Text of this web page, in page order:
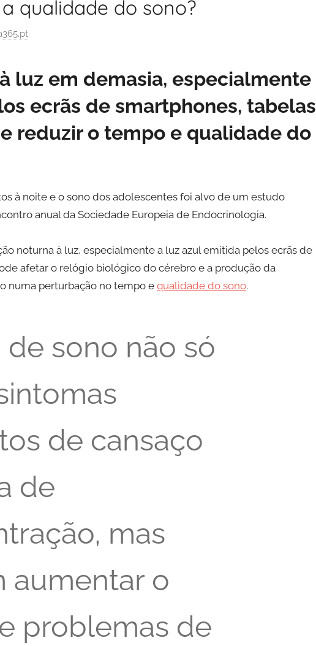
qualidade do sono?
luz em demasia, especialmente
ecrãs de smartphones, tabelas
reduzir o tempo e qualidade do
à noite e o sono dos adolescentes foi alvo de um estudo
anual da Sociedade Europeia de Endocrinologia.
noturna à luz, especialmente a luz azul emitida pelos ecrãs de
afetar o relógio biológico do cérebro e a produção da
numa perturbação no tempo e qualidade do sono.
de sono não só
de cansaço
de
mas
aumentar o
problemas de